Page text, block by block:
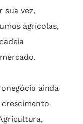
sua vez,
agrícolas,
ainda